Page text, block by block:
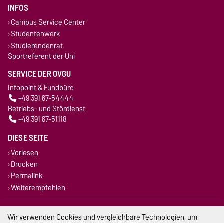
INFOS
Campus Service Center
Studentenwerk
Studierendenrat
Sportreferent der Uni
SERVICE DER OVGU
Infopoint & Fundbüro
+49 391 67-54444
Betriebs- und Stördienst
+49 391 67-51118
DIESE SEITE
Vorlesen
Drucken
Permalink
Weiterempfehlen
Impressum
Wir verwenden Cookies und vergleichbare Technologien, um